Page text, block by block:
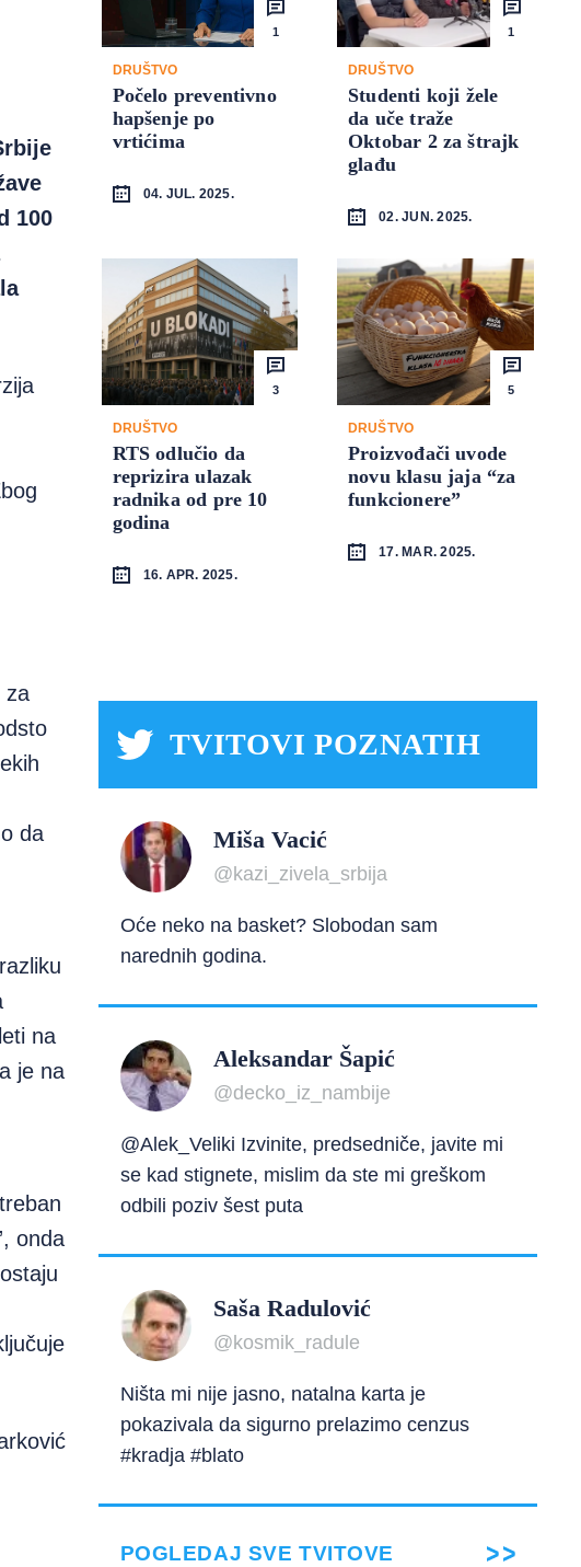
100
za
da
na
je na
onda
1
DRUŠTVO
Počelo preventivno
hapšenje po
vrtićima
04. JUL. 2025.
1
DRUŠTVO
Studenti koji žele
da uče traže
Oktobar 2 za štrajk
glađu
02. JUN. 2025.
3
DRUŠTVO
RTS odlučio da
reprizira ulazak
radnika od pre 10
godina
16. APR. 2025.
5
DRUŠTVO
Proizvođači uvode
novu klasu jaja “za
funkcionere”
17. MAR. 2025.
TVITOVI POZNATIH
Miša Vacić
@kazi_zivela_srbija
Oće neko na basket? Slobodan sam
narednih godina.
Aleksandar Šapić
@decko_iz_nambije
@Alek_Veliki Izvinite, predsedniče, javite mi
se kad stignete, mislim da ste mi greškom
odbili poziv šest puta
Saša Radulović
@kosmik_radule
Ništa mi nije jasno, natalna karta je
pokazivala da sigurno prelazimo cenzus
#kradja #blato
POGLEDAJ SVE TVITOVE